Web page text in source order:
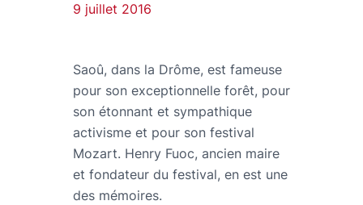
9 juillet 2016
Saoû, dans la Drôme, est fameuse
pour son exceptionnelle forêt, pour
son étonnant et sympathique
activisme et pour son festival
Mozart. Henry Fuoc, ancien maire
et fondateur du festival, en est une
des mémoires.